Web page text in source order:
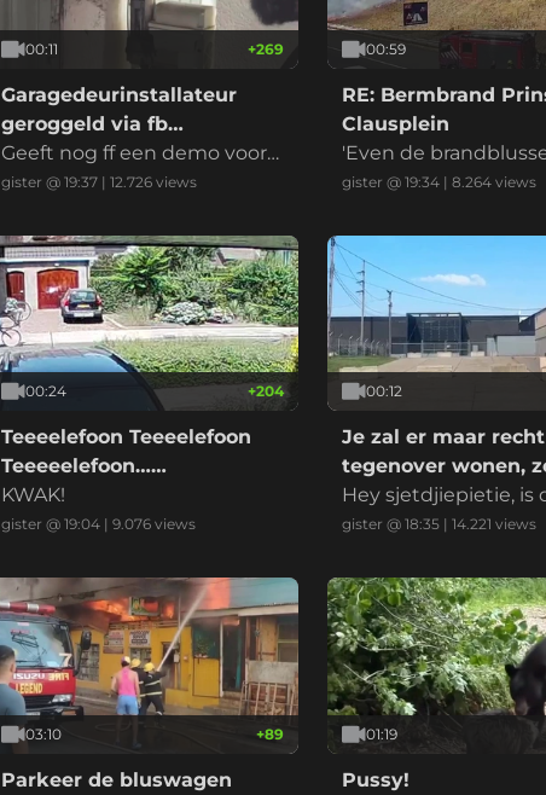
00:11 +269
Garagedeurinstallateur
geroggeld via fb
marktplaats
Geeft nog ff een demo voord
at ik betaal
gister @ 19:37| 12.726views
00:59
RE: Bermbrand
Clausplein
'Even de
r en het is geblust'
gister @ 19:34 |8.264 views
00:24 +204
Teeeelefoon Teeeelefoon
Teeeeelefoon……
KWAK!
gister @ 19:04| 9.076views
00:12
Je zal er maar recht
tegenover wonen,
datacenter
Hey sjetdjiepietie, is
d normaal?
gister @ 18:35 |14.221 views
03:10 +89
Parkeer de bluswagen
01:19
Pussy!